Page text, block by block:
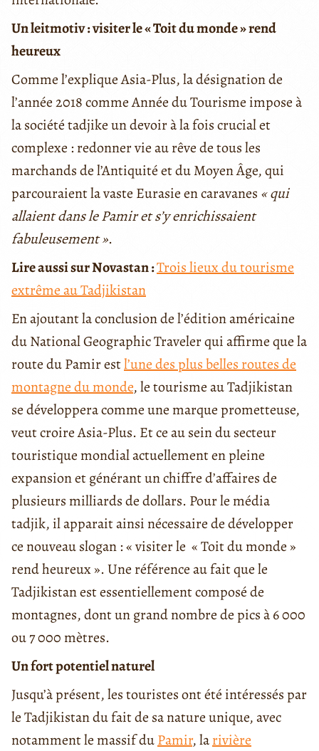
Un leitmotiv : visiter le « Toit du monde » rend
heureux
Comme l’explique Asia-Plus, la désignation de
l’année 2018 comme Année du Tourisme impose à
la société tadjike un devoir à la fois crucial et
complexe : redonner vie au rêve de tous les
marchands de l’Antiquité et du Moyen Âge, qui
parcouraient la vaste Eurasie en caravanes « qui
allaient dans le Pamir et s’y enrichissaient
fabuleusement ».
Lire aussi sur Novastan :Trois lieux du tourisme
extrême au Tadjikistan
En ajoutant la conclusion de l’édition américaine
du National Geographic Traveler qui affirme que la
route du Pamir estl’une des plus belles routes de
montagne du monde, le tourisme au Tadjikistan
se développera comme une marque prometteuse,
veut croire Asia-Plus. Et ce au sein du secteur
touristique mondial actuellement en pleine
expansion et générant un chiffre d’affaires de
plusieurs milliards de dollars. Pour le média
tadjik, il apparait ainsi nécessaire de développer
ce nouveau slogan : « visiter le « Toit du monde »
rend heureux ». Une référence au fait que le
Tadjikistan est essentiellement composé de
montagnes, dont un grand nombre de pics à 6 000
ou 7 000 mètres.
Un fort potentiel naturel
Jusqu’à présent, les touristes ont été intéressés par
le Tadjikistan du fait de sa nature unique, avec
notamment le massif duPamir, larivière